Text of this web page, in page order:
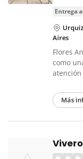
entrega
Aires
Flores
como
Más